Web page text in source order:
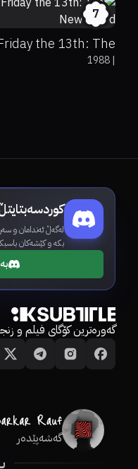
7
the 13th: The
New Blood|
1988
لەگەڵ ئەندامان و
بکە و کێشەکان
گەورەترین کۆگای فیلم و
گەشەپێدەر